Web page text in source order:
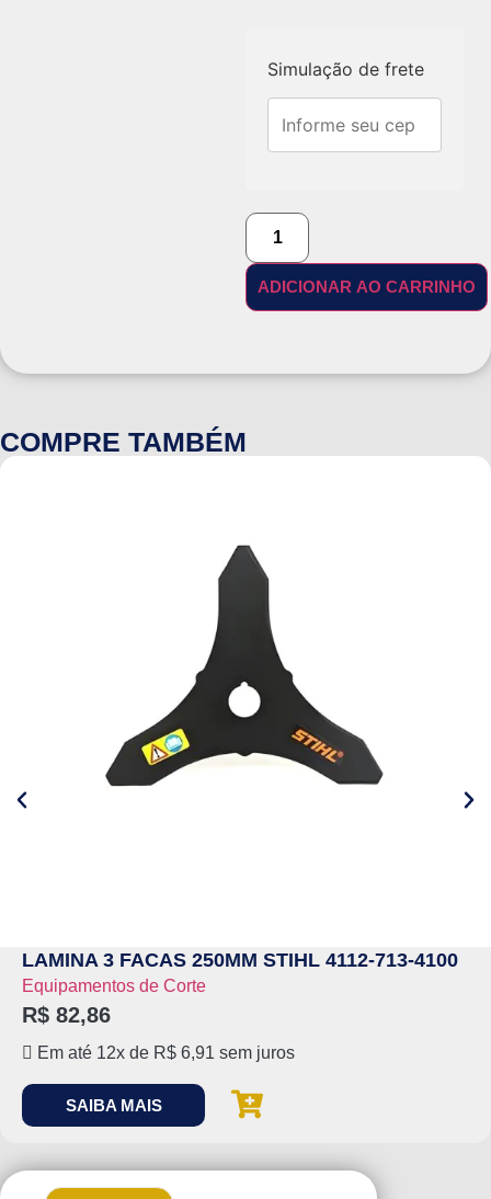
Simulação de frete
ADICIONAR AO CARRINHO
COMPRE TAMBÉM
LAMINA 3 FACAS 250MM STIHL 4112-713-4100
Equipamentos de Corte
R$ 82,86
Em até 12x de R$ 6,91 sem juros
SAIBA MAIS